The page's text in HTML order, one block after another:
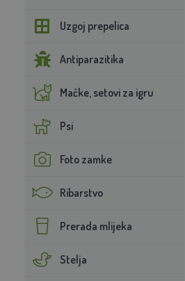
Uzgoj prepelica
Antiparazitika
Mačke, setovi za igru
Psi
Foto zamke
Ribarstvo
Prerada mlijeka
Stelja